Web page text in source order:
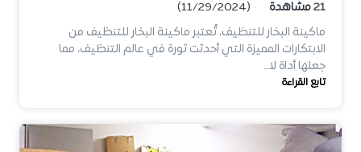
21مشاهدة
(11/29/2024)
ماكينة البخار للتنظيف، تُعتبر ماكينة البخار للتنظيف من
الابتكارات المميزة التي أحدثت ثورة في عالم التنظيف، مما
جعلها أداة لا…
تابع القراءة